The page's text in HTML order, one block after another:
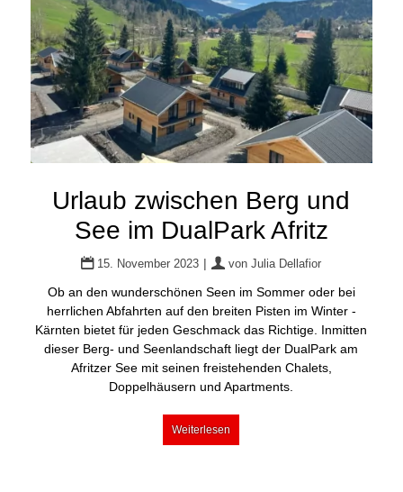
Urlaub zwischen Berg und
See im DualPark Afritz
15. November 2023 | vonJulia Dellafior
Ob an den wunderschönen Seen im Sommer oder bei
herrlichen Abfahrten auf den breiten Pisten im Winter -
Kärnten bietet für jeden Geschmack das Richtige. Inmitten
dieser Berg- und Seenlandschaft liegt der DualPark am
Afritzer See mit seinen freistehenden Chalets,
Doppelhäusern und Apartments.
Weiterlesen